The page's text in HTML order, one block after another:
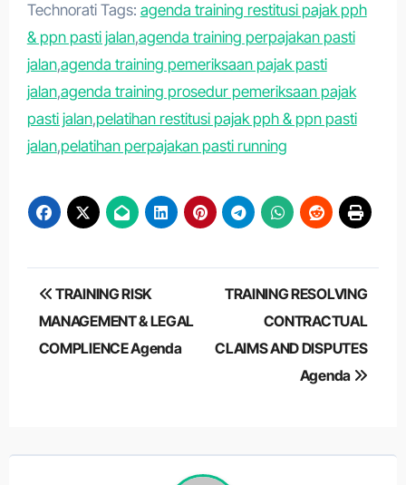
Technorati Tags: agenda training restitusi pajak pph
& ppn pasti jalan,agenda training perpajakan pasti
jalan,agenda training pemeriksaan pajak pasti
jalan,agenda training prosedur pemeriksaan pajak
pasti jalan,pelatihan restitusi pajak pph & ppn pasti
jalan,pelatihan perpajakan pasti running
Post
navigation
TRAINING RISK
MANAGEMENT & LEGAL
COMPLIENCE Agenda
TRAINING RESOLVING
CONTRACTUAL
CLAIMS AND DISPUTES
Agenda